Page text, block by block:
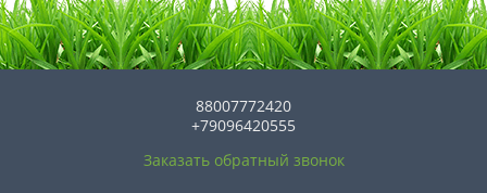
88007772420
+79096420555
Заказать обратный звонок